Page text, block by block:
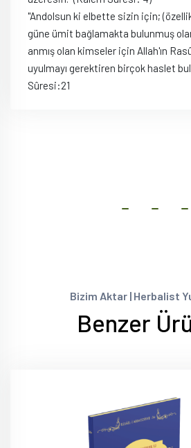
"Andolsun ki elbette sizin için;
güne ümit bağlamakta bulunmuş
anmış olan kimseler için Allah'ın
uyulmayı gerektiren birçok haslet
Sûresi:21
Bizim Aktar | Herbalist
Benzer